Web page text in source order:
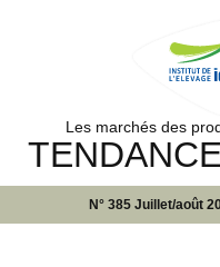
Les marchés des
N° 385 Juillet/août